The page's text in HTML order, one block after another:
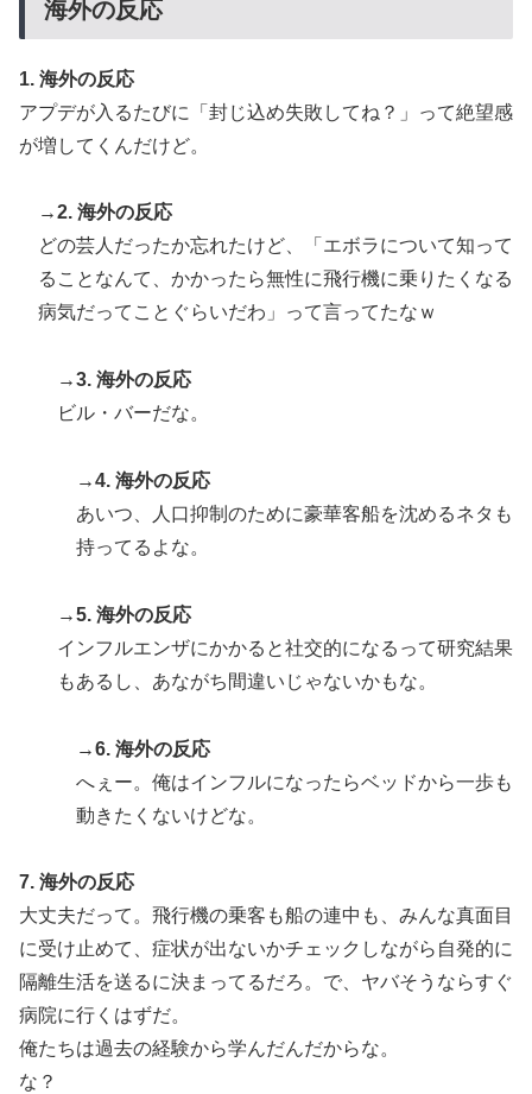
海外の反応
1. 海外の反応
アプデが入るたびに「封じ込め失敗してね？」って絶望感
が増してくんだけど。
→2. 海外の反応
どの芸人だったか忘れたけど、「エボラについて知って
ることなんて、かかったら無性に飛行機に乗りたくなる
病気だってことぐらいだわ」って言ってたなｗ
→3. 海外の反応
ビル・バーだな。
→4. 海外の反応
あいつ、人口抑制のために豪華客船を沈めるネタも
持ってるよな。
→5. 海外の反応
インフルエンザにかかると社交的になるって研究結果
もあるし、あながち間違いじゃないかもな。
→6. 海外の反応
へぇー。俺はインフルになったらベッドから一歩も
動きたくないけどな。
7. 海外の反応
大丈夫だって。飛行機の乗客も船の連中も、みんな真面目
に受け止めて、症状が出ないかチェックしながら自発的に
隔離生活を送るに決まってるだろ。で、ヤバそうならすぐ
病院に行くはずだ。
俺たちは過去の経験から学んだんだからな。
な？